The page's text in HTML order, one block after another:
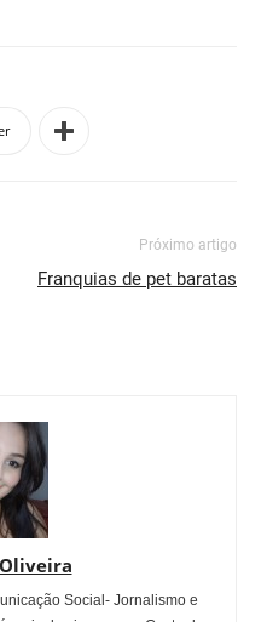
Próximo artigo
Franquias de pet baratas
Social- Jornalismo e